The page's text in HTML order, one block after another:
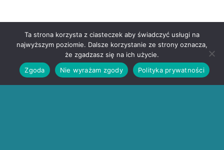
Ta strona korzysta z ciasteczek aby świadczyć usługi na
najwyższym poziomie. Dalsze korzystanie ze strony oznacza,
że zgadzasz się na ich użycie.
Zgoda
Nie wyrażam zgody Polityka prywatności